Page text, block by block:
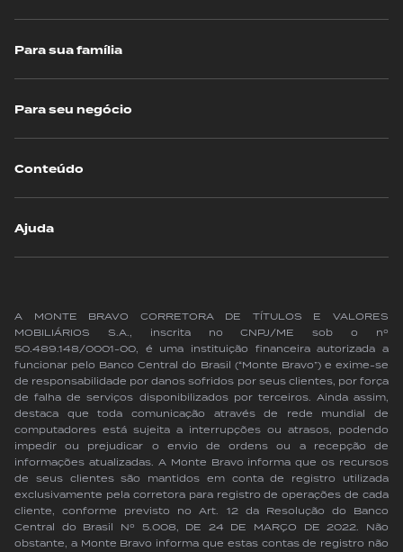
Para sua família
Para seu negócio
Conteúdo
Ajuda
A MONTE BRAVO CORRETORA DE TÍTULOS E VALORES
MOBILIÁRIOS S.A., inscrita no CNPJ/ME sob o nº
50.489.148/0001-00, é uma instituição financeira autorizada a
funcionar pelo Banco Central do Brasil (“Monte Bravo”) e exime-se
de responsabilidade por danos sofridos por seus clientes, por força
de falha de serviços disponibilizados por terceiros. Ainda assim,
destaca que toda comunicação através de rede mundial de
computadores está sujeita a interrupções ou atrasos, podendo
impedir ou prejudicar o envio de ordens ou a recepção de
informações atualizadas. A Monte Bravo informa que os recursos
de seus clientes são mantidos em conta de registro utilizada
exclusivamente pela corretora para registro de operações de cada
cliente, conforme previsto no Art. 12 da Resolução do Banco
Central do Brasil Nº 5.008, DE 24 DE MARÇO DE 2022. Não
obstante, a Monte Bravo informa que estas contas de registro não